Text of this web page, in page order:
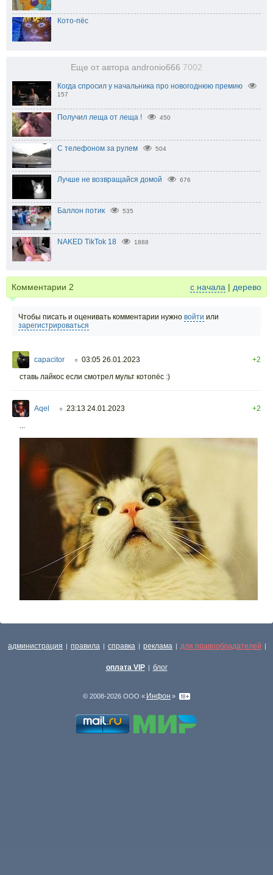
Кото-пёс
Еще от автора andronio666 7002
Когда спросил у начальника про новогоднюю премию
157
Получил леща от леща ! 450
С телефоном за рулем 504
Лучше не возвращайся домой 676
Баллон потик 535
NAKED TikTok 18 1888
Комментарии 2 с начала | дерево
Чтобы писать и оценивать комментарии нужно войти или
зарегистрироваться
capacitor ○ 03:05 26.01.2023
+2
ставь лайкос если смотрел мульт котопёс :)
Aqel ○ 23:13 24.01.2023
+2
...
администрация | правила | справка | реклама | для правообладателей |
оплата VIP | блог
© 2008-2026 ООО « Инфон »